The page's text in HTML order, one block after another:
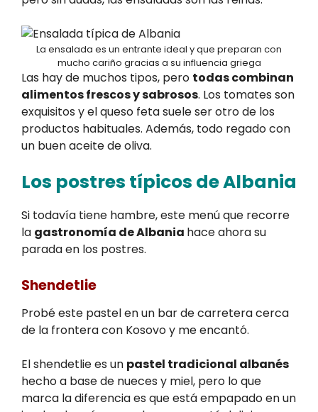
La ensalada es un entrante ideal y que preparan con
mucho cariño gracias a su influencia griega
Las hay de muchos tipos, pero todas combinan
alimentos frescos y sabrosos. Los tomates son
exquisitos y el queso feta suele ser otro de los
productos habituales. Además, todo regado con
un buen aceite de oliva.
Los postres típicos de Albania
Si todavía tiene hambre, este menú que recorre
la gastronomía de Albania hace ahora su
parada en los postres.
Shendetlie
Probé este pastel en un bar de carretera cerca
de la frontera con Kosovo y me encantó.
El shendetlie es un pastel tradicional albanés
hecho a base de nueces y miel, pero lo que
marca la diferencia es que está empapado en un